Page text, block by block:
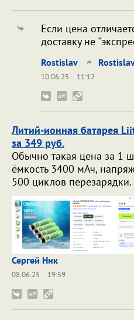
Если цена
доставку не
Rostislav
10.06.25
11:12
Литий-ионная батарея
за 349 руб.
Обычно такая цена за 1
ёмкость 3400 мАч,
500 циклов перезарядки.
Сергей Ник
08.06.25
19:59